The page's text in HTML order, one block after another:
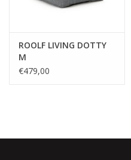
offerte
√ Jarenlange ervaring
√ Persoonlijke service
ROOLF LIVING DOTTY
M
€479,00